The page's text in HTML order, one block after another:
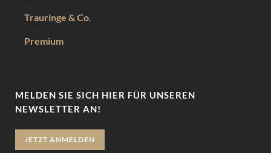
Trauringe & Co.
Premium
MELDEN SIE SICH HIER FÜR UNSEREN
NEWSLETTER AN!
JETZT ANMELDEN